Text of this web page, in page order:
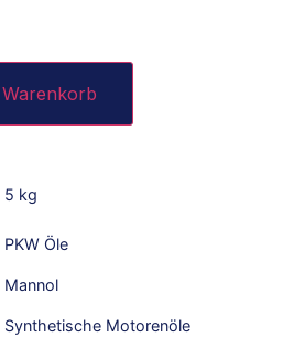
5 kg
PKW Öle
Mannol
Synthetische Motorenöle